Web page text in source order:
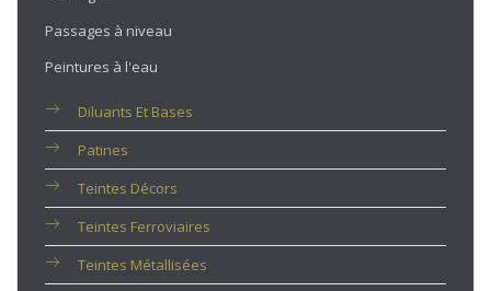
Passages à niveau
Peintures à l'eau
Diluants Et Bases
Patines
Teintes Décors
Teintes Ferroviaires
Teintes Métallisées